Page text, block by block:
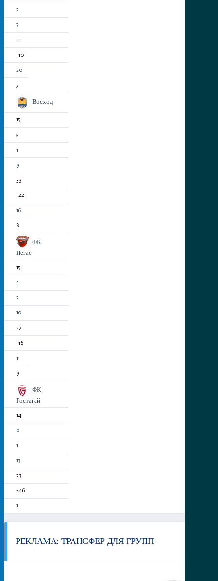
2
7
31
-10
20
7
Восход
15
5
1
9
33
-22
16
8
ФК
Пегас
15
3
2
10
27
-16
11
9
ФК
Гостагай
14
0
1
13
23
-46
1
РЕКЛАМА: ТРАНСФЕР ДЛЯ ГРУПП